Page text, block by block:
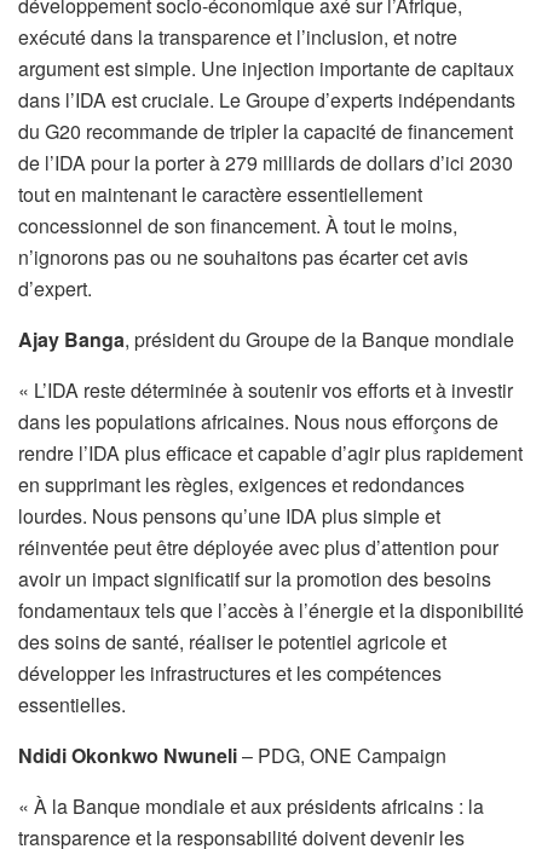
exécuté dans la transparence et l’inclusion, et notre
argument est simple. Une injection importante de capitaux
dans l’IDA est cruciale. Le Groupe d’experts indépendants
du G20 recommande de tripler la capacité de financement
de l’IDA pour la porter à 279 milliards de dollars d’ici 2030
tout en maintenant le caractère essentiellement
concessionnel de son financement. À tout le moins,
n’ignorons pas ou ne souhaitons pas écarter cet avis
d’expert.
Ajay Banga, président du Groupe de la Banque mondiale
« L’IDA reste déterminée à soutenir vos efforts et à investir
dans les populations africaines. Nous nous efforçons de
rendre l’IDA plus efficace et capable d’agir plus rapidement
en supprimant les règles, exigences et redondances
lourdes. Nous pensons qu’une IDA plus simple et
réinventée peut être déployée avec plus d’attention pour
avoir un impact significatif sur la promotion des besoins
fondamentaux tels que l’accès à l’énergie et la disponibilité
des soins de santé, réaliser le potentiel agricole et
développer les infrastructures et les compétences
essentielles.
Ndidi Okonkwo Nwuneli– PDG, ONE Campaign
« À la Banque mondiale et aux présidents africains : la
transparence et la responsabilité doivent devenir les